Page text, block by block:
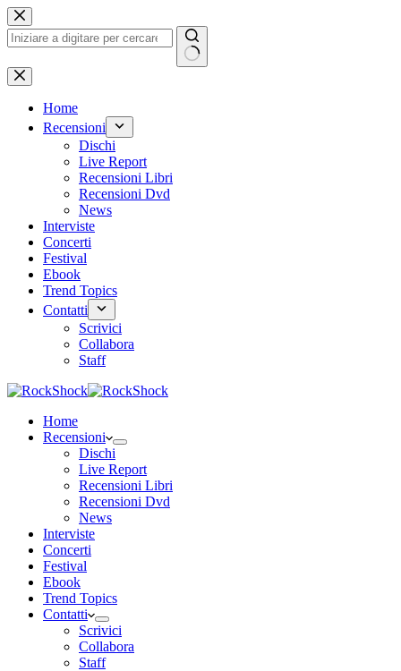
Salta
al
contenuto
Nessun
risultato
Home
Recensioni
Dischi
Live Report
Recensioni Libri
Recensioni Dvd
News
Interviste
Concerti
Festival
Ebook
Trend Topics
Contatti
Scrivici
Collabora
Staff
Home
Recensioni
Dischi
Live Report
Recensioni Libri
Recensioni Dvd
News
Interviste
Concerti
Festival
Ebook
Trend Topics
Contatti
Scrivici
Collabora
Staff